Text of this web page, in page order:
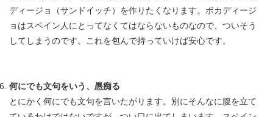
ディージョ（サンドイッチ）を作りたくなります。ボカディージ
ョはスペイン人にとってなくてはならないものなので、ついそう
してしまうのです。これを包んで持っていけば安心です。
何にでも文句をいう、愚痴る
とにかく何にでも文句を言いたがります。別にそんなに腹を立て